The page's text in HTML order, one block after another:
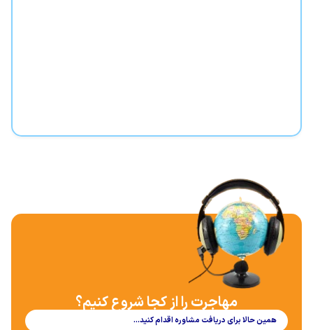
مهاجرت را از کجا شروع کنیم؟
همین حالا برای دریافت مشاوره اقدام کنید…